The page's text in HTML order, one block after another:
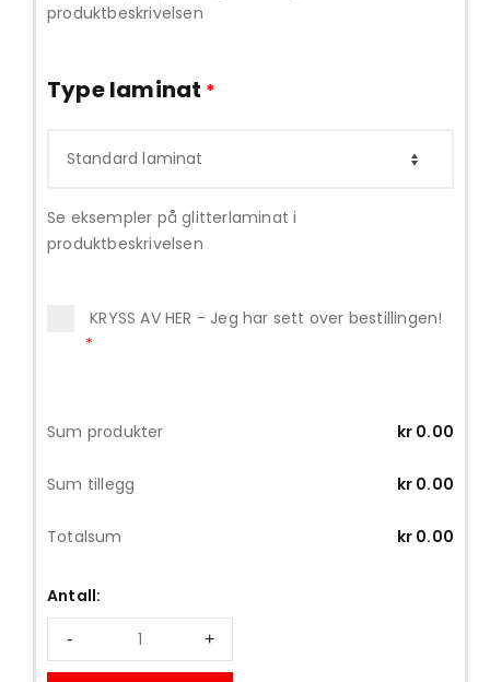
produktbeskrivelsen
Type laminat *
Se eksempler på glitterlaminat i
produktbeskrivelsen
KRYSS AV HER - Jeg har sett over bestillingen!
*
Sum produkter kr 0.00
Sum tillegg kr 0.00
Totalsum kr 0.00
Antall: